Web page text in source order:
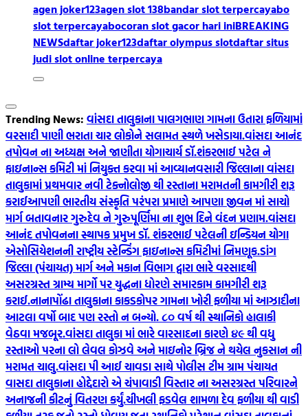
agen joker123agen slot 138bandar slot terpercayabo
slot terpercayabocoran slot gacor hari iniBREAKING
NEWSdaftar joker123daftar olympus slotdaftar situs
judi slot online terpercaya
Trending News: વાંસદા તાલુકાના પાલગભાણ ગામના ઉતારા ફળિયામાં
વરસાદી પાણી ભરાતા ચાર લોકોને સલામત સ્થળે ખસેડાયા.વાંસદા આનંદ
તપોવન ના અધ્યક્ષ અને જાણીતા યોગાચાર્ય ડૉ.શંકરભાઈ પટેલ ને
ફાઇનાન્સ કમિટી માં નિયુક્ત કરવા માં આવ્યાનવસારી જિલ્લાના વાંસદા
તાલુકામાં પ્રથમવાર નવી ટેક્નોલોજી થી રસ્તાના મરામતની કામગીરી શરૂ
કરાઈઆપણી ભારતીય સંસ્કૃતિ પરંપરા પ્રમાણે આપણા જીવન માં સાચો
માર્ગ બતાવનાર ગુરુદેવ ને ગુરુપૂર્ણિમા ના શુભ દિને વંદન પ્રણામ.વાંસદા
આનંદ તપોવનના સ્થાપક પ્રમુખ ડૉ. શંકરભાઈ પટેલની ઇન્ડિયન યોગા
એસોસિયેશનની રાષ્ટ્રીય સ્ટેન્ડિંગ ફાઇનાન્સ કમિટીમાં નિમણૂક.ડાંગ
જિલ્લા (પંચાયત) માર્ગ અને મકાન વિભાગ દ્વારા ભારે વરસાદથી
અસરગ્રસ્ત ગ્રામ્ય માર્ગો પર યુદ્ધના ધોરણે સમારકામ કામગીરી શરૂ
કરાઈ.નાનાપોંઢા તાલુકાના કાકડકોપર ગામના ખોરી ફળીયા માં આઝાદીના
આટલા વર્ષો બાદ પણ રસ્તો ન બન્યો. ૮૦‌ વર્ષ થી સ્થાનિકો હાલાકી
વેઠવા મજબૂર.વાંસદા તાલુકા માં ભારે વારસાદના કારણે ૪૯ થી વધુ
રસ્તાઓ પરના લો લેવલ કોઝવે અને માઇનોર બ્રિજ ને થયેલ નુકસાન ની
મરામત ચાલુ.વાંસદા પી આઈ ચાવડા સાથે પોલીસ ટીમ ગ્રામ પંચાયત
વાસદા તાલુકાના હોદ્દેદારો એ ચંપાવાડી વિસ્તાર ના અસરગ્રસ્ત પરિવારને
અનાજની કીટનું વિતરણ કર્યું.ચીખલી ફડવેલ શામળા દેવ ફળીયા થી વાડી